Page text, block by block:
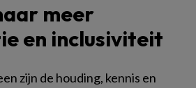
meer
en inclusiviteit
zijn de houding, kennis en